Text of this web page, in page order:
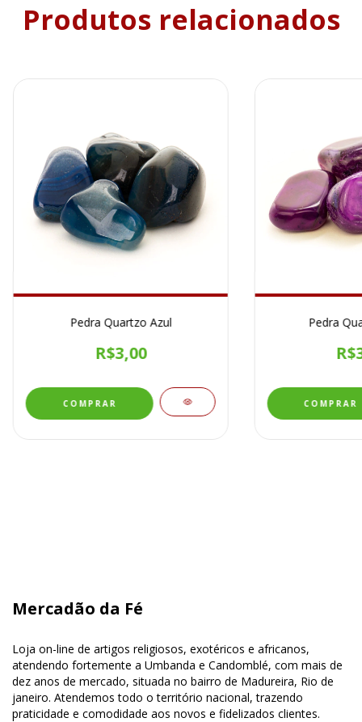
Produtos relacionados
Pedra Quartzo Azul
R$3,00
Pedra
Mercadão da Fé
Loja on-line de artigos religiosos, exotéricos e africanos,
atendendo fortemente a Umbanda e Candomblé, com mais de
dez anos de mercado, situada no bairro de Madureira, Rio de
janeiro. Atendemos todo o território nacional, trazendo
praticidade e comodidade aos novos e fidelizados clientes.